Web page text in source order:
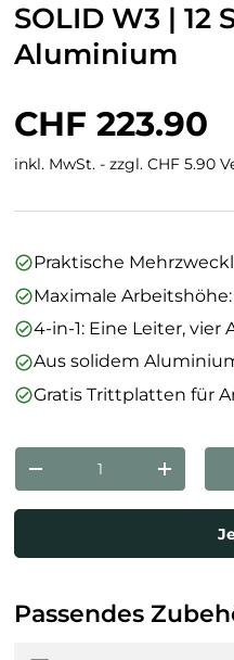
SOLID W3 |
Aluminium
Normaler
CHF 223.90
inkl. MwSt. - zzgl. CHF 5.90
Praktische
Maximale
4-in-1: Eine Leiter, vier
Aus solidem
Gratis Trittplatten für
Anzahl
Menge verringernMenge
Passendes